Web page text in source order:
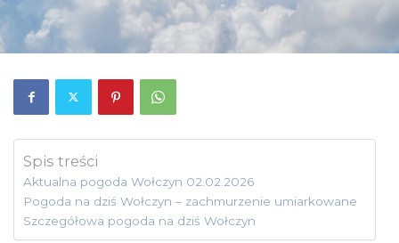
Spis treści
Aktualna pogoda Wołczyn 02.02.2026
Pogoda na dziś Wołczyn – zachmurzenie umiarkowane
Szczegółowa pogoda na dziś Wołczyn